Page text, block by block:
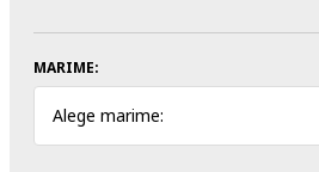
MARIME:
Alege marime: